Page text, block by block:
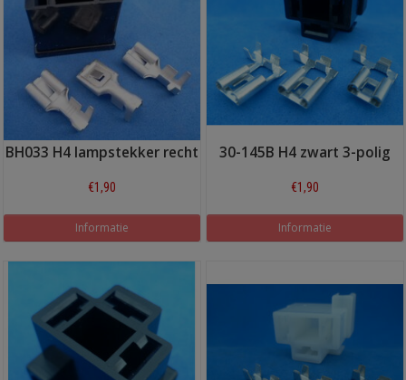
BH033 H4 lampstekker recht
€1,90
Informatie
30-145B H4 zwart 3-polig
€1,90
Informatie